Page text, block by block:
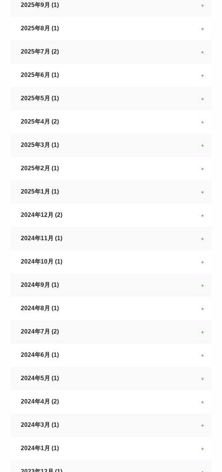
2025年9月 (1)
2025年8月 (1)
2025年7月 (2)
2025年6月 (1)
2025年5月 (1)
2025年4月 (2)
2025年3月 (1)
2025年2月 (1)
2025年1月 (1)
2024年12月 (2)
2024年11月 (1)
2024年10月 (1)
2024年9月 (1)
2024年8月 (1)
2024年7月 (2)
2024年6月 (1)
2024年5月 (1)
2024年4月 (2)
2024年3月 (1)
2024年1月 (1)